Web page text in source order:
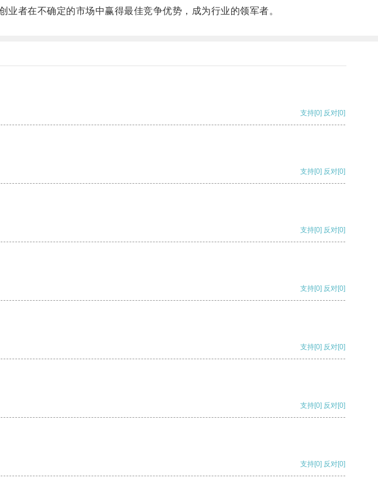
者在不确定的市场中赢得最佳竞争优势，成为行业的领军者。
支持[0] 反对[0]
支持[0] 反对[0]
支持[0] 反对[0]
支持[0] 反对[0]
支持[0] 反对[0]
支持[0] 反对[0]
支持[0] 反对[0]